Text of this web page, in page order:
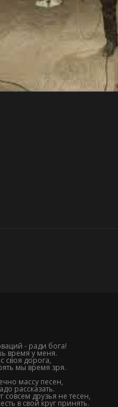
- ради бога!
время у меня.
своя дорога,
мы время зря.
массу песен,
рассказать.
совсем друзья не тесен,
в свой круг принять.